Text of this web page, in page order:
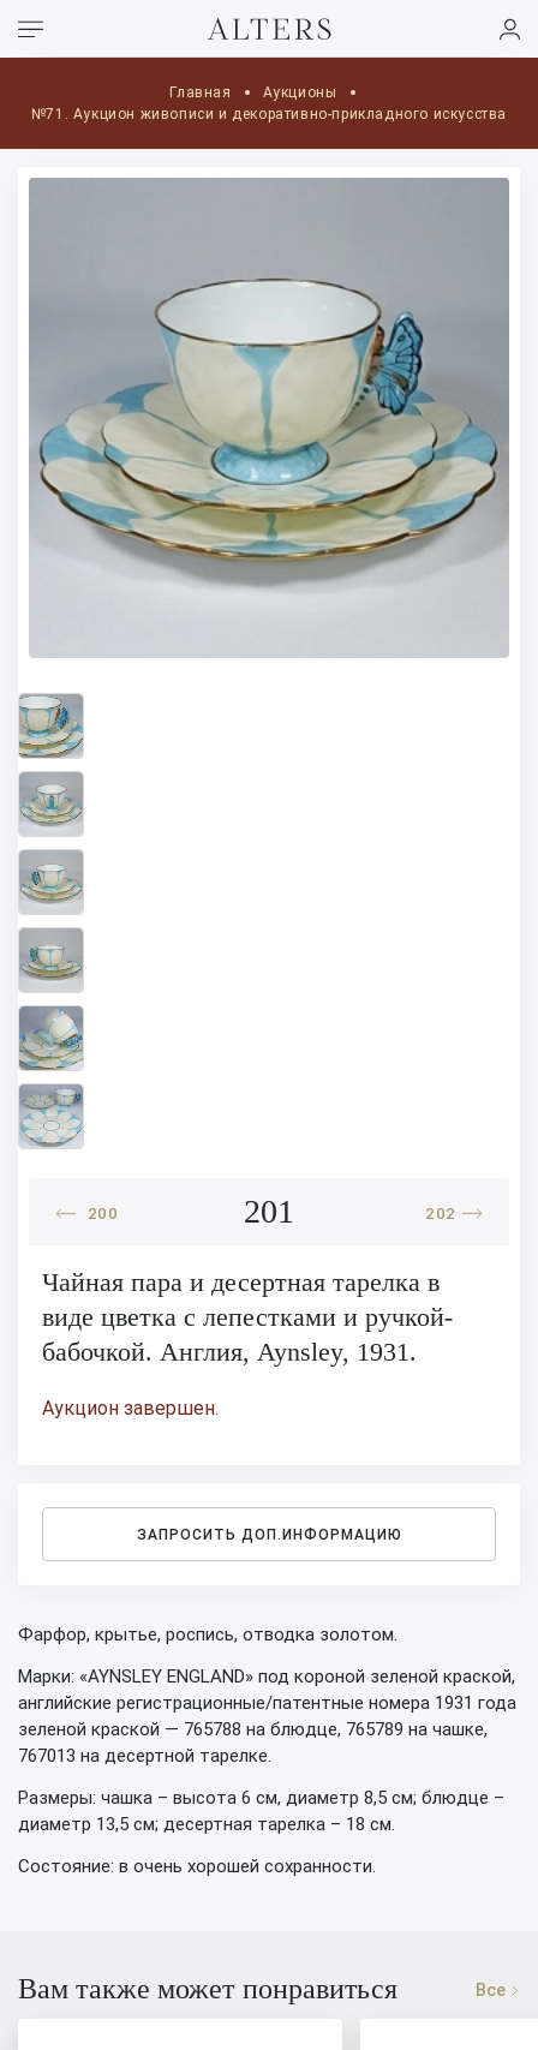
Главная
Аукционы
№71. Аукцион живописи и декоративно-прикладного искусства
200 201 202
Чайная пара и десертная тарелка в
виде цветка с лепестками и ручкой-
бабочкой. Англия, Aynsley, 1931.
Аукцион завершен.
ЗАПРОСИТЬ ДОП.ИНФОРМАЦИЮ
Фарфор, крытье, роспись, отводка золотом.
Марки: «AYNSLEY ENGLAND» под короной зеленой краской,
английские регистрационные/патентные номера 1931 года
зеленой краской — 765788 на блюдце, 765789 на чашке,
767013 на десертной тарелке.
Размеры: чашка – высота 6 см, диаметр 8,5 см; блюдце –
диаметр 13,5 см; десертная тарелка – 18 см.
Состояние: в очень хорошей сохранности.
Вам также может понравиться Все